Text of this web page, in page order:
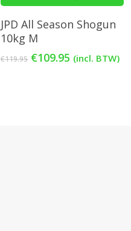
JPD All Season Shogun
10kg M
€119.95 Oorspronkelijke
€109.95 Huidige
(incl. BTW)